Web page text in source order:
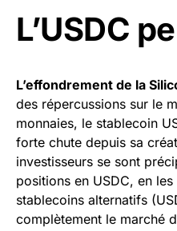
L’USDC
L’effondrement de la
des répercussions sur le
monnaies, le stablecoin
forte chute depuis sa
investisseurs se sont
positions en USDC, en
stablecoins alternatifs
complètement le marché